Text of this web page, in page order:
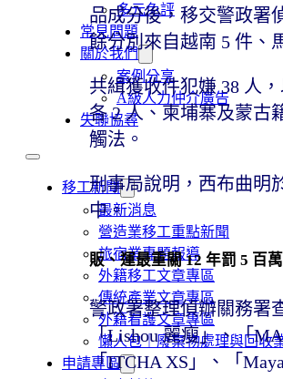
多元免評
常見問題
關於我們
案例分享
A級人力仲介廣告
失聯協尋
移工新聞
最新消息
營造業移工重點新聞
旅宿業專題報導
外籍移工文章專區
傳統產業文章專區
外籍看護文章專區
懶人包｜廢棄物處理與回收
申請專區
品成分後，移交警政署
餘分別來自越南 5 件、
共緝獲收件犯嫌 38 人
各 2 人、柬埔寨及蒙古
觸法。
刑事局說明，西布曲明
中。
販、運最重關 12 年罰 5 百萬
警政署整理偵辦關務署
「Lishou 麗瘦」、「
「ITCHA XS」、「